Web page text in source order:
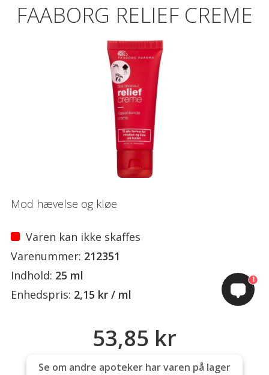
FAABORG RELIEF CREME
Mod hævelse og kløe
Varen kan ikke skaffes
Varenummer: 212351
Indhold: 25 ml
Enhedspris: 2,15 kr / ml
53,85 kr
Se om andre apoteker har varen på lager
1